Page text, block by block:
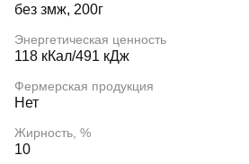
без змж, 200г
Энергетическая ценность
118 кКал/491 кДж
Фермерская продукция
Нет
Жирность, %
10